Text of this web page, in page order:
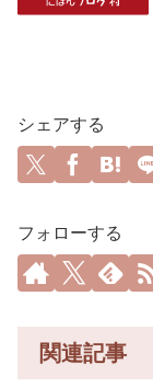
シェアする
フォローする
関連記事